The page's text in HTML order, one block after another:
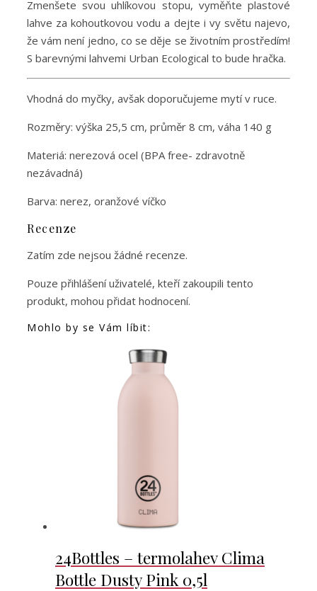
Zmenšete svou uhlíkovou stopu, vyměňte plastové
lahve za kohoutkovou vodu a dejte i vy světu najevo,
že vám není jedno, co se děje se životním prostředím!
S barevnými lahvemi Urban Ecological to bude hračka.
Vhodná do myčky, avšak doporučujeme mytí v ruce.
Rozměry: výška 25,5 cm, průměr 8 cm, váha 140 g
Materiá: nerezová ocel (BPA free- zdravotně
nezávadná)
Barva: nerez, oranžové víčko
Recenze
Zatím zde nejsou žádné recenze.
Pouze přihlášení uživatelé, kteří zakoupili tento
produkt, mohou přidat hodnocení.
Mohlo by se Vám líbit:
24Bottles – termolahev Clima
Bottle Dusty Pink 0,5l